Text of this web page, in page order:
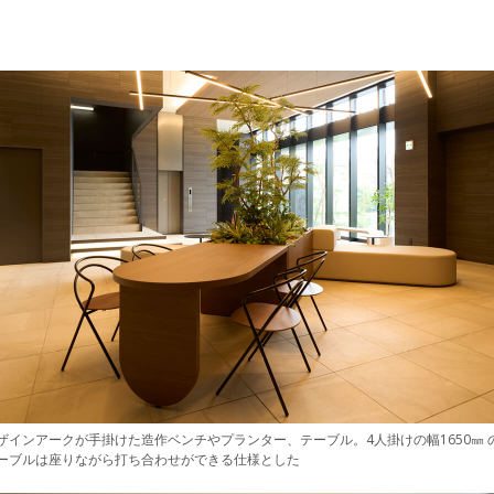
インアークが手掛けた造作ベンチやプランター、テーブル。4人掛けの幅1650㎜
ブルは座りながら打ち合わせができる仕様とした